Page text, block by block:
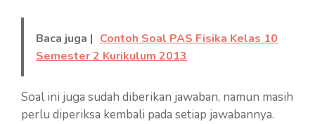
Baca juga | Contoh Soal PAS Fisika Kelas 10
Semester 2 Kurikulum 2013
Soal ini juga sudah diberikan jawaban, namun masih
perlu diperiksa kembali pada setiap jawabannya.